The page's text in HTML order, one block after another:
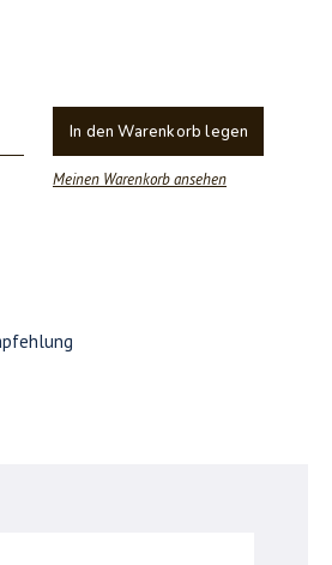
In den Warenkorb legen
Meinen Warenkorb ansehen